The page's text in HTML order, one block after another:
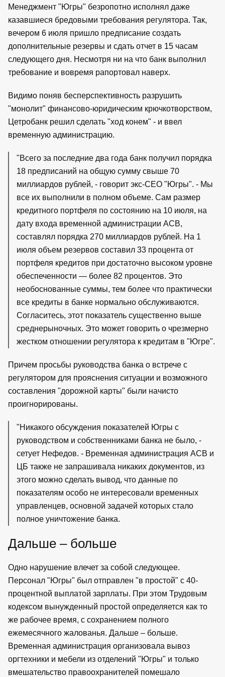
Менеджмент "Югры" безропотно исполнял даже
казавшиеся бредовыми требования регулятора. Так,
вечером 6 июля пришло предписание создать
дополнительные резервы и сдать отчет в 15 часам
следующего дня. Несмотря ни на что банк выполнил
требование и вовремя рапортовал наверх.
Видимо поняв бесперспективность разрушить
"монолит" финансово-юридическим крючкотворством,
Цетробанк решил сделать "ход конем" - и ввел
временную администрацию.
"Всего за последние два года банк получил порядка
18 предписаний на общую сумму свыше 70
миллиардов рублей, - говорит экс-СЕО "Югры". - Мы
все их выполнили в полном объеме. Сам размер
кредитного портфеля по состоянию на 10 июля, на
дату входа временной администрации АСВ,
составлял порядка 270 миллиардов рублей. На 1
июля объем резервов составил 33 процента от
портфеля кредитов при достаточно высоком уровне
обеспеченности — более 82 процентов. Это
необоснованные суммы, тем более что практически
все кредиты в банке нормально обслуживаются.
Согласитесь, этот показатель существенно выше
среднерыночных. Это может говорить о чрезмерно
жестком отношении регулятора к кредитам в "Югре".
Причем просьбы руководства банка о встрече с
регулятором для прояснения ситуации и возможного
составления "дорожной карты" были начисто
проигнорированы.
"Никакого обсуждения показателей Югры с
руководством и собственниками банка не было, -
сетует Нефедов. - Временная администрация АСВ и
ЦБ также не запрашивала никаких документов, из
этого можно сделать вывод, что данные по
показателям особо не интересовали временных
управленцев, основной задачей которых стало
полное уничтожение банка.
Дальше – больше
Одно нарушение влечет за собой следующее.
Персонал "Югры" был отправлен "в простой" с 40-
процентной выплатой зарплаты. При этом Трудовым
кодексом вынужденный простой определяется как то
же рабочее время, с сохранением полного
ежемесячного жалованья. Дальше – больше.
Временная администрация организовала вывоз
оргтехники и мебели из отделений "Югры" и только
вмешательство правоохранителей помешало